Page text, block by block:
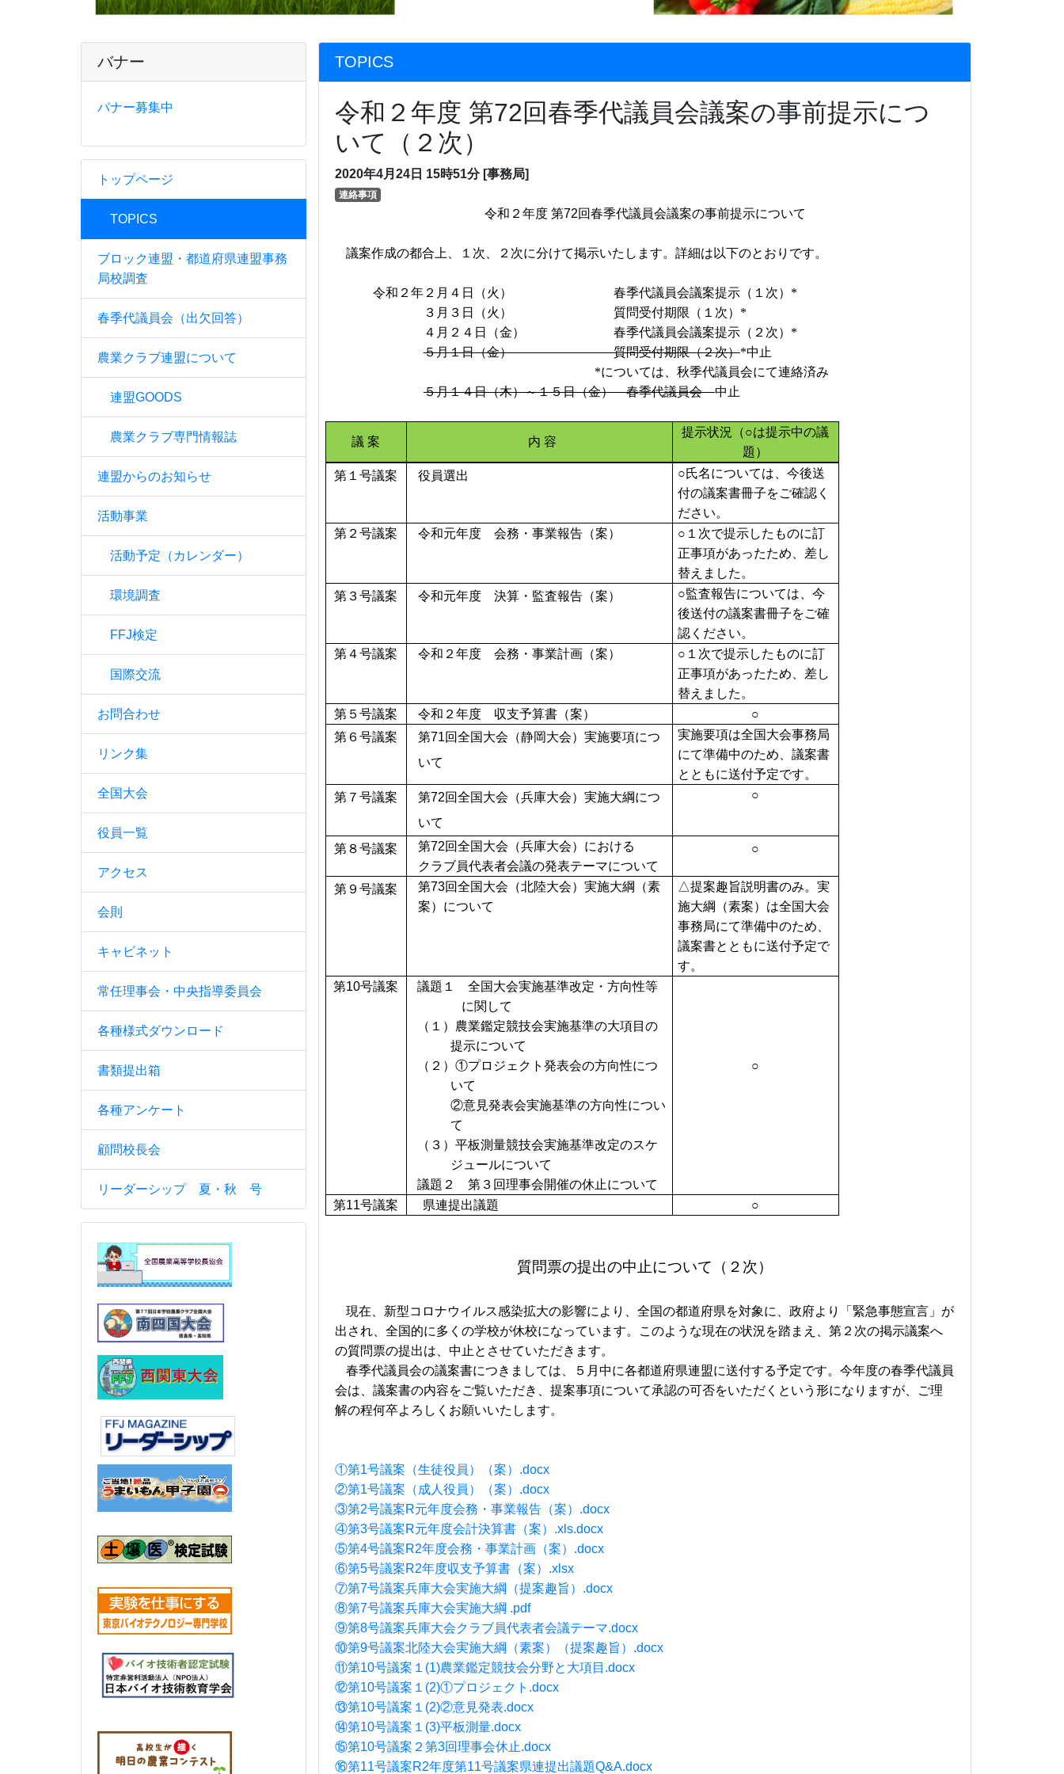
バナー
バナー募集中
トップページ
TOPICS
ブロック連盟・都道府県連盟事務
局校調査
春季代議員会（出欠回答）
農業クラブ連盟について
連盟GOODS
農業クラブ専門情報誌
連盟からのお知らせ
活動事業
活動予定（カレンダー）
環境調査
FFJ検定
国際交流
お問合わせ
リンク集
全国大会
役員一覧
アクセス
会則
キャビネット
常任理事会・中央指導委員会
各種様式ダウンロード
書類提出箱
各種アンケート
顧問校長会
リーダーシップ 夏・秋 号
TOPICS
令和２年度 第72回春季代議員会議案の事前提示につ
いて（２次）
2020年4月24日 15時51分 [事務局]
連絡事項
令和２年度 第72回春季代議員会議案の事前提示について
議案作成の都合上、１次、２次に分けて掲示いたします。詳細は以下のとおりです。
令和２年２月４日（火） 春季代議員会議案提示（１次） *
３月３日（火） 質問受付期限（１次） *
４月２４日（金） 春季代議員会議案提示（２次） *
５月１日（金） 質問受付期限（２次）*中止
*については、秋季代議員会にて連絡済み
５月１４日（木）～１５日（金） 春季代議員会中止
議 案 内 容
提示状況（○は提示中の議
題）
第１号議案
役員選出
○氏名については、今後送
付の議案書冊子をご確認く
ださい。
第２号議案
令和元年度 会務・事業報告（案）
○１次で提示したものに訂
正事項があったため、差し
替えました。
第３号議案
令和元年度 決算・監査報告（案）
○監査報告については、今
後送付の議案書冊子をご確
認ください。
第４号議案
令和２年度 会務・事業計画（案）
○１次で提示したものに訂
正事項があったため、差し
替えました。
第５号議案
令和２年度 収支予算書（案）
○
第６号議案
第71回全国大会（静岡大会）実施要項につ
いて
実施要項は全国大会事務局
にて準備中のため、議案書
とともに送付予定です。
第７号議案
第72回全国大会（兵庫大会）実施大綱につ
いて
○
第８号議案 第72回全国大会（兵庫大会）における
クラブ員代表者会議の発表テーマについて
○
第９号議案 第73回全国大会（北陸大会）実施大綱（素
案）について
△提案趣旨説明書のみ。実
施大綱（素案）は全国大会
事務局にて準備中のため、
議案書とともに送付予定で
す。
第10号議案
議題１ 全国大会実施基準改定・方向性等
に関して
（１）農業鑑定競技会実施基準の大項目の
提示について
（２）①プロジェクト発表会の方向性につ
いて
②意見発表会実施基準の方向性につい
て
（３）平板測量競技会実施基準改定のスケ
ジュールについて
議題２ 第３回理事会開催の休止について
○
第11号議案 県連提出議題 ○
質問票の提出の中止について（２次）
現在、新型コロナウイルス感染拡大の影響により、全国の都道府県を対象に、政府より「緊急事態宣言」が
出され、全国的に多くの学校が休校になっています。このような現在の状況を踏まえ、第２次の掲示議案へ
の質問票の提出は、中止とさせていただきます。
春季代議員会の議案書につきましては、５月中に各都道府県連盟に送付する予定です。今年度の春季代議員
会は、議案書の内容をご覧いただき、提案事項について承認の可否をいただくという形になりますが、ご理
解の程何卒よろしくお願いいたします。
①第1号議案（生徒役員）（案）.docx
②第1号議案（成人役員）（案）.docx
③第2号議案R元年度会務・事業報告（案）.docx
④第3号議案R元年度会計決算書（案）.xls.docx
⑤第4号議案R2年度会務・事業計画（案）.docx
⑥第5号議案R2年度収支予算書（案）.xlsx
⑦第7号議案兵庫大会実施大綱（提案趣旨）.docx
⑧第7号議案兵庫大会実施大綱 .pdf
⑨第8号議案兵庫大会クラブ員代表者会議テーマ.docx
⑩第9号議案北陸大会実施大綱（素案）（提案趣旨）.docx
⑪第10号議案１(1)農業鑑定競技会分野と大項目.docx
⑫第10号議案１(2)①プロジェクト.docx
⑬第10号議案１(2)②意見発表.docx
⑭第10号議案１(3)平板測量.docx
⑮第10号議案２第3回理事会休止.docx
⑯第11号議案R2年度第11号議案県連提出議題Q&A.docx